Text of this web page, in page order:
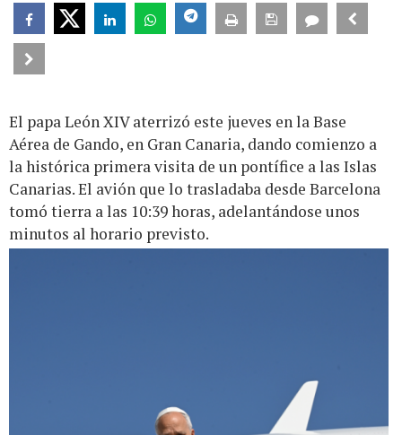
El papa León XIV aterrizó este jueves en la Base
Aérea de Gando, en Gran Canaria, dando comienzo a
la histórica primera visita de un pontífice a las Islas
Canarias. El avión que lo trasladaba desde Barcelona
tomó tierra a las 10:39 horas, adelantándose unos
minutos al horario previsto.